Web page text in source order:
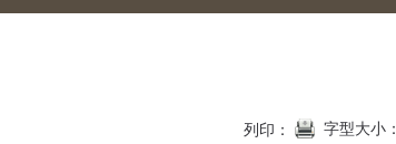
列印： 字型大小：